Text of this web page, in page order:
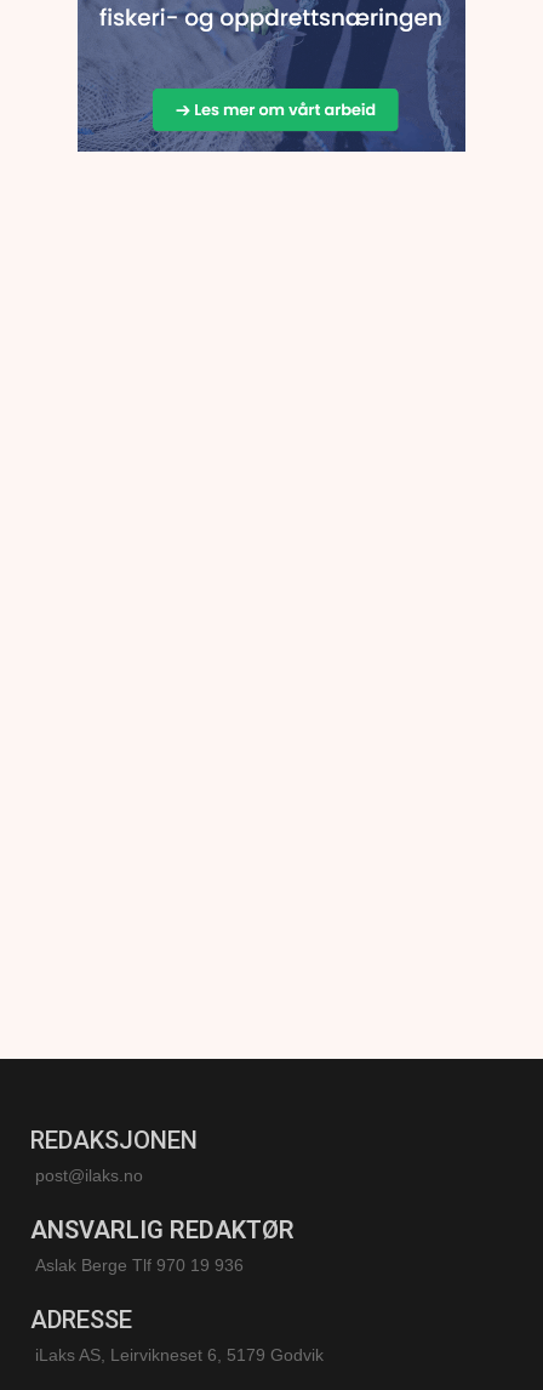
REDAKSJONEN
post@ilaks.no
ANSVARLIG REDAKTØR
Aslak Berge Tlf 970 19 936
ADRESSE
iLaks AS, Leirvikneset 6, 5179 Godvik